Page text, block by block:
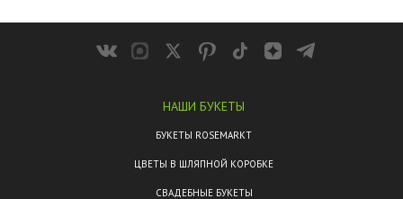
НАШИ БУКЕТЫ
БУКЕТЫ ROSEMARKT
ЦВЕТЫ В ШЛЯПНОЙ КОРОБКЕ
СВАДЕБНЫЕ БУКЕТЫ